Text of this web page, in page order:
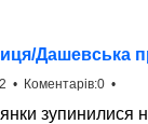
Дашевська
• Коментарів:0 •
зупинилися